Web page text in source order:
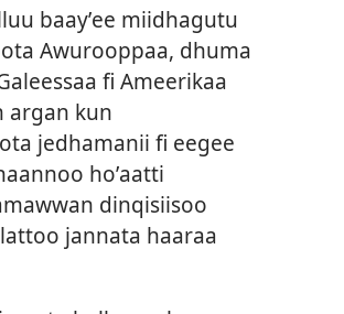
baayʼee miidhagutu
Awurooppaa, dhuma
fi Ameerikaa
argan kun
jedhamanii fi eegee
hoʼaatti
dinqisiisoo
jannata haaraa